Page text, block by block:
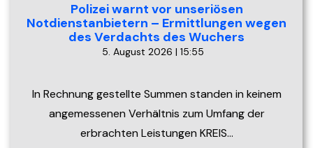
Polizei warnt vor unseriösen
Notdienstanbietern – Ermittlungen wegen
des Verdachts des Wuchers
5. August 2026 | 15:55
In Rechnung gestellte Summen standen in keinem
angemessenen Verhältnis zum Umfang der
erbrachten Leistungen KREIS…